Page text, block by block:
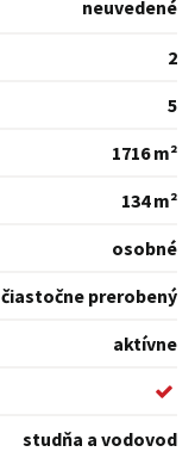
neuvedené
2
5
1716 m²
134 m²
osobné
čiastočne prerobený
aktívne
studňa a vodovod